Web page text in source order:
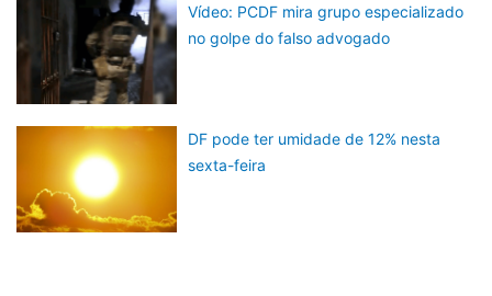
Vídeo: PCDF mira grupo especializado
no golpe do falso advogado
DF pode ter umidade de 12% nesta
sexta-feira